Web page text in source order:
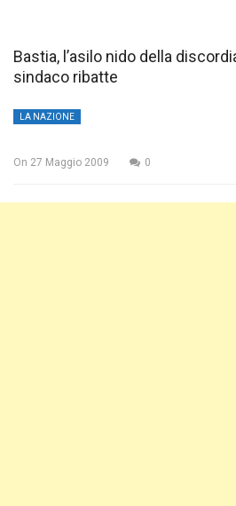
Bastia, l’asilo nido della
sindaco ribatte
LA NAZIONE
On 27 Maggio 2009 0